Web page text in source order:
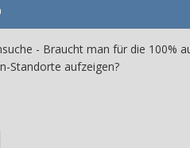
- Braucht man für die 100%
Standorte aufzeigen?